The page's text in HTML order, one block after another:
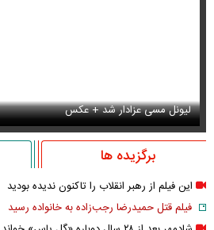
لیونل مسی عزادار شد + عکس
برگزیده ها
این فیلم از رهبر انقلاب را تاکنون ندیده بودید
فیلم قتل حمیدرضا رجب‌زاده به خانواده رسید